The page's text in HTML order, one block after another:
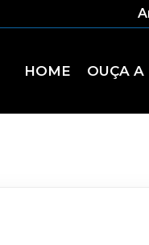
HOME OUÇA A